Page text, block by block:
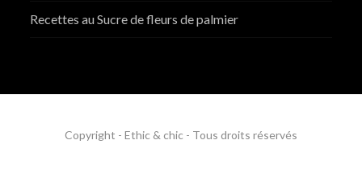
Recettes au Sucre de fleurs de palmier
Copyright - Ethic & chic - Tous droits réservés